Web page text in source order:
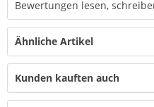
Bewertungen lesen,
Ähnliche Artikel
Kunden kauften auch